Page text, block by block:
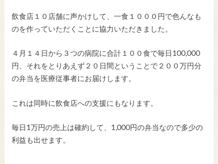
飲食店１０店舗に声かけして、一食１０００円で色んなも
のを作っていただくことに協力いただきました。
４月１４日から３つの病院に合計１００食で毎日100,000
円、それをとりあえず２０日間ということで２００万円分
の弁当を医療従事者にお届けします。
これは同時に飲食店への支援にもなります。
毎日1万円の売上は確約して、1,000円の弁当なので多少の
利益も出せます。